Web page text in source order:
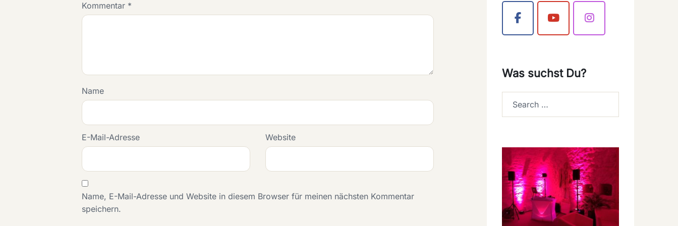
Kommentar *
Name
E-Mail-Adresse Website
Name, E-Mail-Adresse und Website in diesem Browser für meinen nächsten Kommentar
speichern.
Was suchst Du?